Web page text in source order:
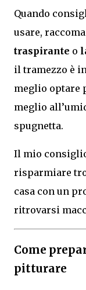
Quando
usare,
traspirante o
il tramezzo è
meglio optare
meglio
spugnetta.
Il mio
risparmiare
casa con un
ritrovarsi
Come
pitturare